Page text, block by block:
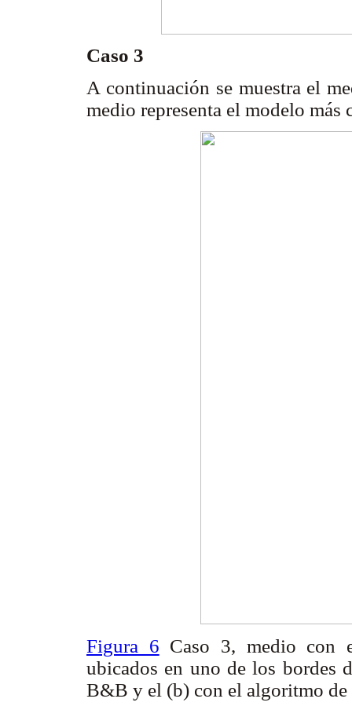
Caso 3
A continuación se muestra el
medio representa el modelo más
Figura 6 Caso 3, medio con
ubicados en uno de los bordes
B&B y el (b) con el algoritmo